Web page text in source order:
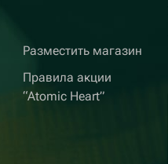
Разместить магазин
Правила акции
“Atomic Heart”